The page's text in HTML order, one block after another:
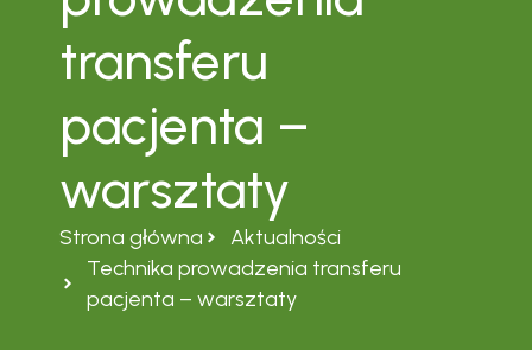
transferu
pacjenta –
warsztaty
Strona główna
Aktualności
Technika prowadzenia transferu
pacjenta – warsztaty